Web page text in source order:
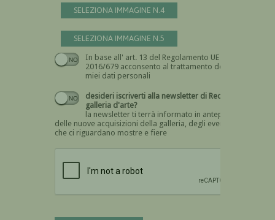
SELEZIONA IMMAGINE N.4
SELEZIONA IMMAGINE N.5
In base all' art. 13 del Regolamento UE n.
2016/679 acconsento al trattamento dei
miei dati personali
Devi dare il consenso
desideri iscriverti alla newsletter di Recta
galleria d'arte?
la newsletter ti terrà informato in anteprima
delle nuove acquisizioni della galleria, degli eventi
che ci riguardano mostre e fiere